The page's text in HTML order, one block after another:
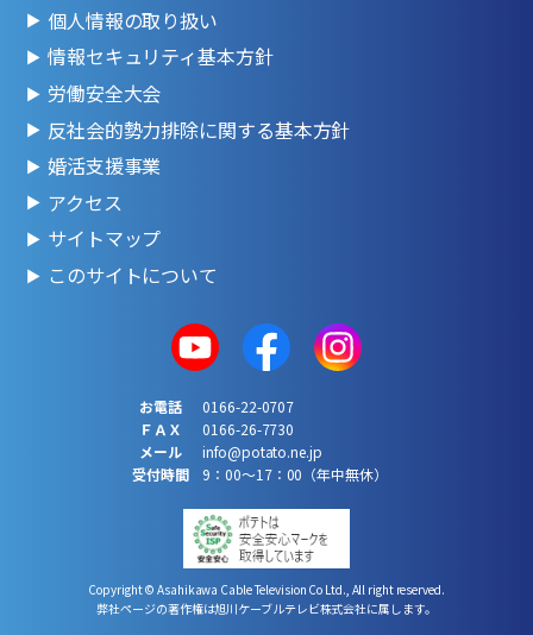
個人情報の取り扱い
情報セキュリティ基本方針
労働安全大会
反社会的勢力排除に関する基本方針
婚活支援事業
アクセス
サイトマップ
このサイトについて
お電話
0166-22-0707
ＦＡＸ
0166-26-7730
メール
info@potato.ne.jp
受付時間
9：00～17：00（年中無休）
Copyright © Asahikawa Cable Television Co Ltd., All right reserved.
弊社ページの著作権は旭川ケーブルテレビ株式会社に属します。